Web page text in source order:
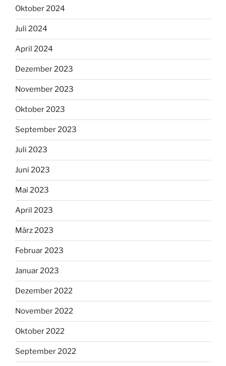
Oktober 2024
Juli 2024
April 2024
Dezember 2023
November 2023
Oktober 2023
September 2023
Juli 2023
Juni 2023
Mai 2023
April 2023
März 2023
Februar 2023
Januar 2023
Dezember 2022
November 2022
Oktober 2022
September 2022